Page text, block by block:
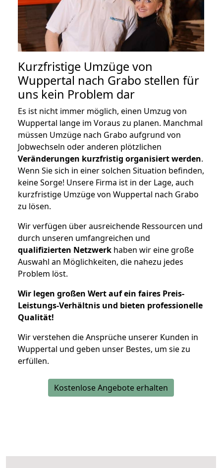
Kurzfristige Umzüge von
Wuppertal nach Grabo stellen für
uns kein Problem dar
Es ist nicht immer möglich, einen Umzug von
Wuppertal lange im Voraus zu planen. Manchmal
müssen Umzüge nach Grabo aufgrund von
Jobwechseln oder anderen plötzlichen
Veränderungen kurzfristig organisiert werden.
Wenn Sie sich in einer solchen Situation befinden,
keine Sorge! Unsere Firma ist in der Lage, auch
kurzfristige Umzüge von Wuppertal nach Grabo
zu lösen.
Wir verfügen über ausreichende Ressourcen und
durch unseren umfangreichen und
qualifizierten Netzwerk haben wir eine große
Auswahl an Möglichkeiten, die nahezu jedes
Problem löst.
Wir legen großen Wert auf ein faires Preis-
Leistungs-Verhältnis und bieten professionelle
Qualität!
Wir verstehen die Ansprüche unserer Kunden in
Wuppertal und geben unser Bestes, um sie zu
erfüllen.
Kostenlose Angebote erhalten